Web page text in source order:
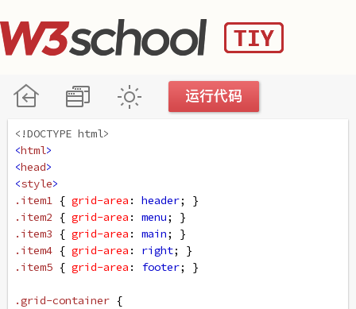
<!DOCTYPE html>
<html>
<head>
<style>
.item1 { grid-area : header; }
.item2 { grid-area : menu; }
.item3 { grid-area : main; }
.item4 { grid-area : right; }
.item5 { grid-area : footer; }
.grid-container {